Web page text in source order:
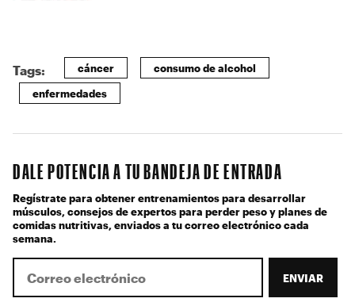
Tags: cáncer consumo de alcohol
enfermedades
DALE POTENCIA A TU BANDEJA DE ENTRADA
Regístrate para obtener entrenamientos para desarrollar
músculos, consejos de expertos para perder peso y planes de
comidas nutritivas, enviados a tu correo electrónico cada
semana.
ENVIAR